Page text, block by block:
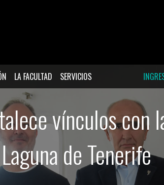
LA FACULTAD SERVICIOS
vínculos con
Laguna de Tenerife